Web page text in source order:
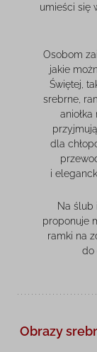
umieści się
Osobom
jakie
Świętej,
srebrne,
dla
i
Na ślub
proponuje
ramki na
do
Obrazy